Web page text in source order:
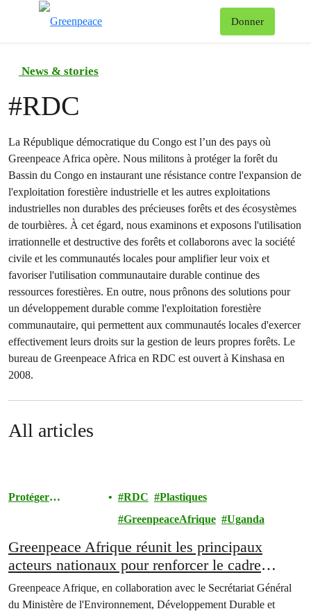
Donner
News & stories
#RDC
La République démocratique du Congo est l’un des pays où
Greenpeace Africa opère. Nous militons à protéger la forêt du
Bassin du Congo en instaurant une résistance contre l'expansion de
l'exploitation forestière industrielle et les autres exploitations
industrielles non durables des précieuses forêts et des écosystèmes
de tourbières. À cet égard, nous examinons et exposons l'utilisation
irrationnelle et destructive des forêts et collaborons avec la société
civile et les communautés locales pour amplifier leur voix et
favoriser l'utilisation communautaire durable continue des
ressources forestières. En outre, nous prônons des solutions pour
un développement durable comme l'exploitation forestière
communautaire, qui permettent aux communautés locales d'exercer
effectivement leurs droits sur la gestion de leurs propres forêts. Le
bureau de Greenpeace Africa en RDC est ouvert à Kinshasa en
2008.
All articles
Protéger
RDC
Plastiques
GreenpeaceAfrique
Uganda
Greenpeace Afrique réunit les principaux
acteurs nationaux pour renforcer le cadre
juridique de la RDC contre la pollution
plastique
Greenpeace Afrique, en collaboration avec le Secrétariat Général
du Ministère de l'Environnement, Développement Durable et